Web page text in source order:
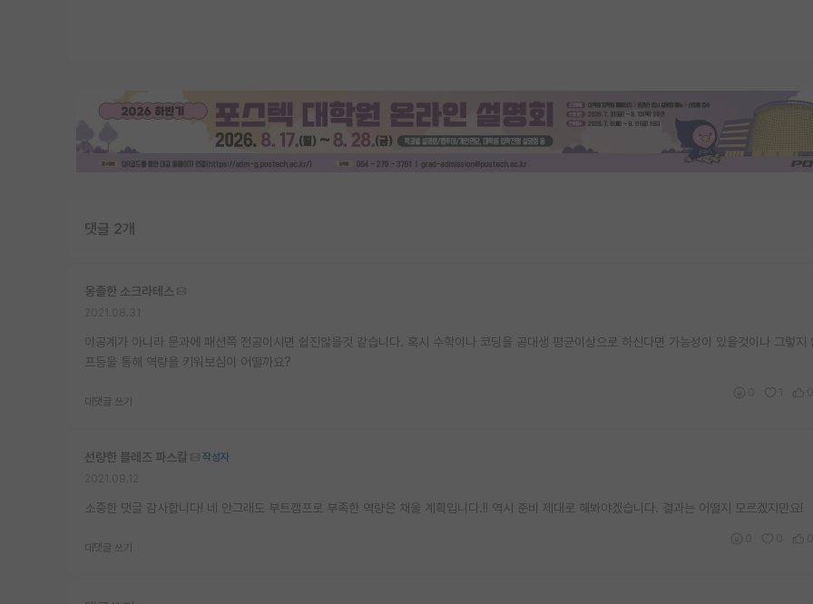
댓글 2개
옹졸한 소크라테스
이공계가 아니라 문과에 패션쪽 전공이시면 쉽진않을것 같습니다. 혹시 수학이나 코딩을 공대생 평균이상으로 하신다면 가능성이 있을것이나 그렇지
프등을 통해 역량을 키워보심이 어떨까요?
대댓글 쓰기
선량한 블레즈 파스칼
작성자
소중한 댓글 감사합니다! 네 안그래도 부트캠프로 부족한 역량은 채울 계획입니다.!! 역시 준비 제대로 해봐야겠습니다. 결과는 어떨지 모르겠지만요!
대댓글 쓰기